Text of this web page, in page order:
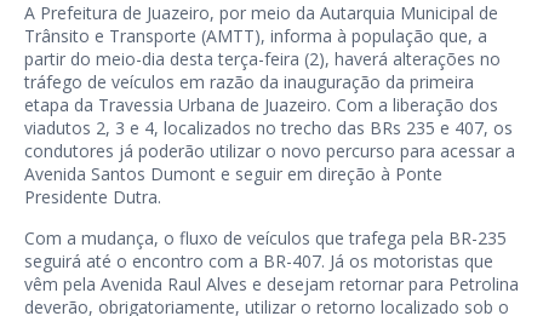
A Prefeitura de Juazeiro, por meio da Autarquia Municipal de
Trânsito e Transporte (AMTT), informa à população que, a
partir do meio-dia desta terça-feira (2), haverá alterações no
tráfego de veículos em razão da inauguração da primeira
etapa da Travessia Urbana de Juazeiro. Com a liberação dos
viadutos 2, 3 e 4, localizados no trecho das BRs 235 e 407, os
condutores já poderão utilizar o novo percurso para acessar a
Avenida Santos Dumont e seguir em direção à Ponte
Presidente Dutra.
Com a mudança, o fluxo de veículos que trafega pela BR-235
seguirá até o encontro com a BR-407. Já os motoristas que
vêm pela Avenida Raul Alves e desejam retornar para Petrolina
deverão, obrigatoriamente, utilizar o retorno localizado sob o